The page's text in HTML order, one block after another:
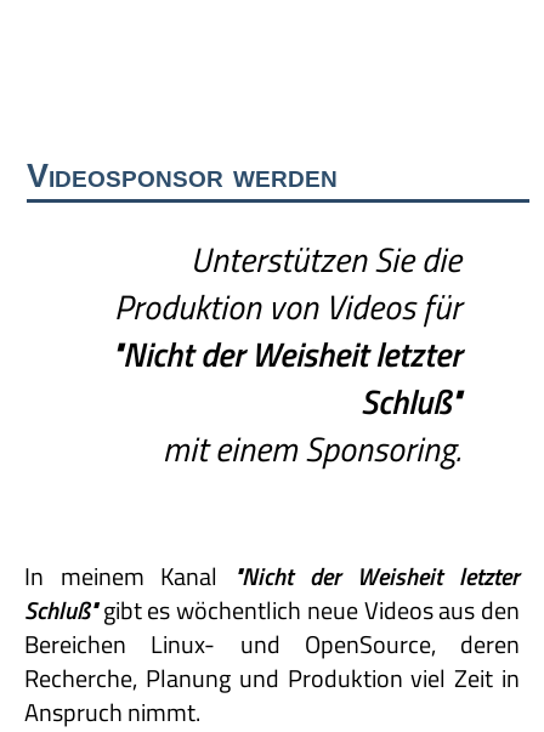
Videosponsor werden
Unterstützen Sie die
Produktion von Videos für
"Nichtder Weisheitletzter
Schluß"
mit einem Sponsoring.
In meinem Kanal "Nicht der Weisheit letzter
Schluß"gibt es wöchentlich neue Videos aus den
Bereichen Linux- und OpenSource, deren
Recherche, Planung und Produktion viel Zeit in
Anspruch nimmt.